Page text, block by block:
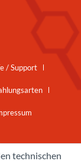
/ Support
technischen